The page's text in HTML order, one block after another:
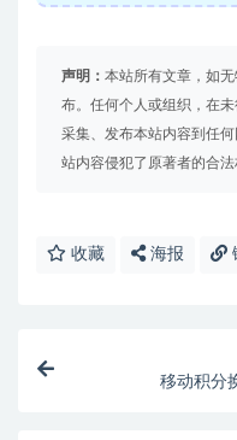
声明： 本站所有文章，如
布。任何个人或组织，在
采集、发布本站内容到任
站内容侵犯了原著者的合
收藏 海报
移动积分